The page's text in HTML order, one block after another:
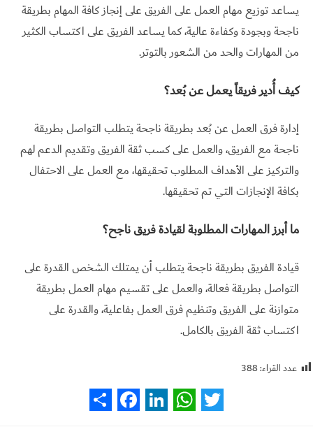
يساعد توزيع مهام العمل على الفريق على إنجاز كافة المهام بطريقة
ناجحة وبجودة وكفاءة عالية، كما يساعد الفريق على اكتساب الكثير
من المهارات والحد من الشعور بالتوتر.
كيف أُدير فريقاً يعمل عن بُعد؟
إدارة فرق العمل عن بُعد بطريقة ناجحة يتطلب التواصل بطريقة
ناجحة مع الفريق، والعمل على كسب ثقة الفريق وتقديم الدعم لهم
والتركيز على الأهداف المطلوب تحقيقها، مع العمل على الاحتفال
بكافة الإنجازات التي تم تحقيقها.
ما أبرز المهارات المطلوبة لقيادة فريق ناجح؟
قيادة الفريق بطريقة ناجحة يتطلب أن يمتلك الشخص القدرة على
التواصل بطريقة فعالة، والعمل على تقسيم مهام العمل بطريقة
متوازنة على الفريق وتنظيم فرق العمل بفاعلية، والقدرة على
اكتساب ثقة الفريق بالكامل.
عدد القراء:388
T
W
L
F
S